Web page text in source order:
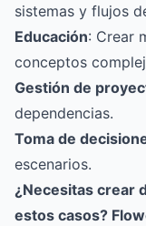
sistemas y flujos
Educación: Crear
conceptos
Gestión de
dependencias.
Toma de
escenarios.
¿Necesitas crear
estos casos?